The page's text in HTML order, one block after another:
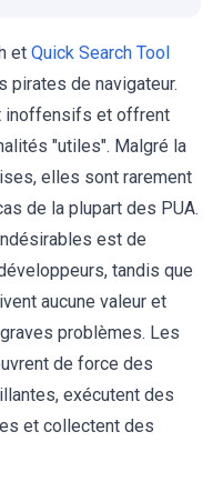
et Quick Search Tool
pirates de navigateur.
inoffensifs et offrent
"utiles". Malgré la
elles sont rarement
de la plupart des PUA.
est de
tandis que
aucune valeur et
problèmes. Les
de force des
exécutent des
et collectent des